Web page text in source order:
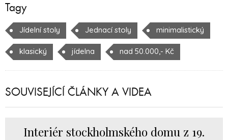
Tagy
Jídelní stoly Jednací stoly minimalistický
klasický jídelna nad 50.000,- Kč
SOUVISEJÍCÍ ČLÁNKY A VIDEA
Interiér stockholmského domu z 19.